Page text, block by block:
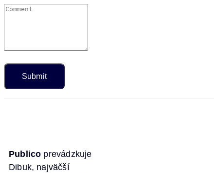
Publico prevádzkuje
Dibuk, najväčší